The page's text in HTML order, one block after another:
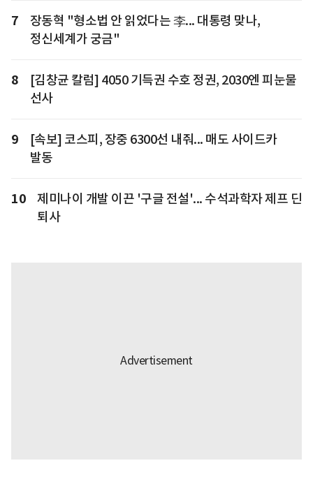
7
장동혁 "형소법 안 읽었다는 李... 대통령 맞나,
정신세계가 궁금"
8
[김창균 칼럼] 4050 기득권 수호 정권, 2030엔 피눈물
선사
9
[속보] 코스피, 장중 6300선 내줘... 매도 사이드카
발동
10
제미나이 개발 이끈 '구글 전설'... 수석과학자 제프 딘
퇴사